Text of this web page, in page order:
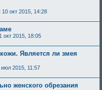
10 окт 2015, 14:28
окт 2015, 18:05
Является ли змея
июл 2015, 11:57
женского обрезания